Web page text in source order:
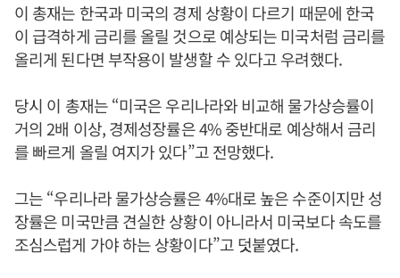
이 총재는 한국과 미국의 경제 상황이 다르기 때문에 한국
이 급격하게 금리를 올릴 것으로 예상되는 미국처럼 금리를
올리게 된다면 부작용이 발생할 수 있다고 우려했다.
당시 이 총재는 “미국은 우리나라와 비교해 물가상승률이
거의 2배 이상, 경제성장률은 4% 중반대로 예상해서 금리
를 빠르게 올릴 여지가 있다”고 전망했다.
그는 “우리나라 물가상승률은 4%대로 높은 수준이지만 성
장률은 미국만큼 견실한 상황이 아니라서 미국보다 속도를
조심스럽게 가야 하는 상황이다”고 덧붙였다.